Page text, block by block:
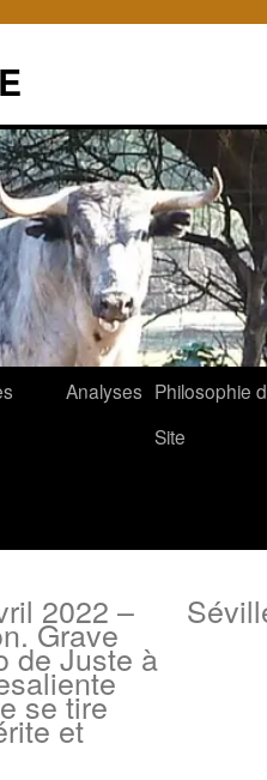
Analyses Philosophie
Site
2022 –
Grave
de Juste à
se tire
et